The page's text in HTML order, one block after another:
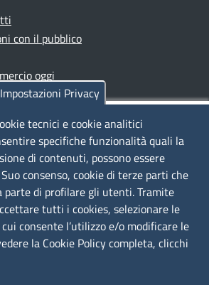
con il pubblico
oggi
Impostazioni Privacy
tecnici e cookie analitici
specifiche funzionalità quali la
di contenuti, possono essere
consenso, cookie di terze parti che
parte di profilare gli utenti. Tramite
tutti i cookies, selezionare le
consente l’utilizzo e/o modificare le
la Cookie Policy completa, clicchi